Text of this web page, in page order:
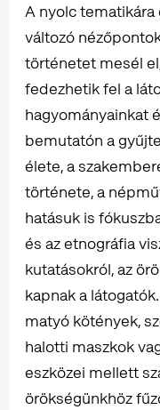
A nyolc
változó
történetet mesél
fedezhetik fel a
hagyományainkat
bemutatón a
élete, a
története, a
hatásuk is
és az etnográfia
kutatásokról, az
kapnak a
matyó kötények,
halotti maszkok
eszközei mellett
örökségünkhöz